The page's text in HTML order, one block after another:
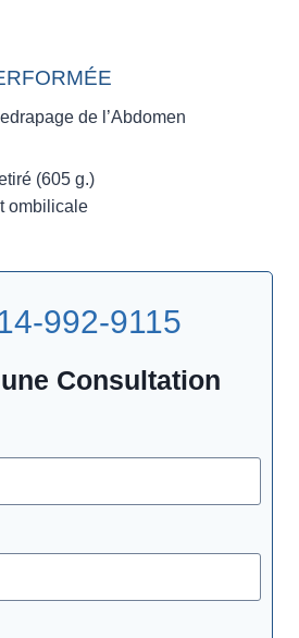
de l’Abdomen
(605 g.)
ombilicale
992-9115
Consultation